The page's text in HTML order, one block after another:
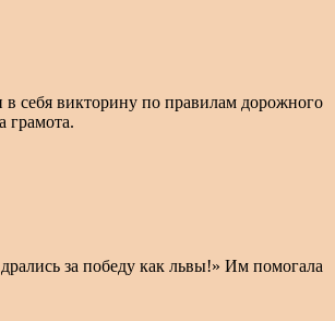
в себя викторину по правилам дорожного
грамота.
за победу как львы!» Им помогала